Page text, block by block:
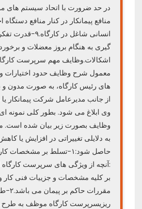
منافع پیمانکار در کنار منافع
انسانی شاغل در
گیری به هنگام بروز معضلات و
اشکالات.وظایف مهم سرپرست
معمول شرح وظایف حدود اختیارات
های رئیس کارگاه، به صورت مدون
از جانب مدیرعامل شرکت پیمانکار یا
وی ابلاغ می شود. بطور کلی نمونه
وظایف بصورت زیر بیان شده است.
به دلایلی تغییراتی در افزایش یا
حاصل شود:۱-تسلط بر مشخصات
:آنچه از ویژگی های سرپرست
بر کلیه مشخصات و جزییات فنی کار
مقررات حاکم بر
ریزیسرپرست کارگاه موظف به طرح